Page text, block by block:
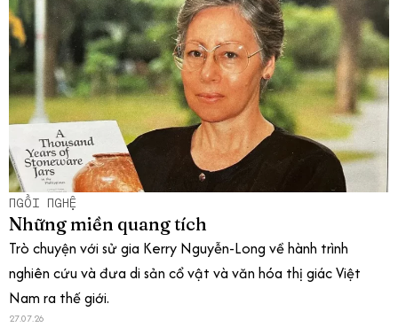
NGỒI NGHỆ
Những miền quang tích
Trò chuyện với sử gia Kerry Nguyễn-Long về hành trình
nghiên cứu và đưa di sản cổ vật và văn hóa thị giác Việt
Nam ra thế giới.
27.07.26